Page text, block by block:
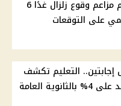
البحوث الفلكية تحسم مزاعم وقوع زلزال غدًا 6
على التوقعات
التعليم تكشف
العامة